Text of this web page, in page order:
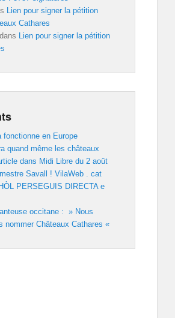
Lien pour signer la pétition
Cathares
dans
Lien pour signer la pétition
fonctionne en Europe
quand même les châteaux
dans Midi Libre du 2 août
Savall ! VilaWeb . cat
PERSEGUIS DIRECTA e
occitane : » Nous
nommer Châteaux Cathares «